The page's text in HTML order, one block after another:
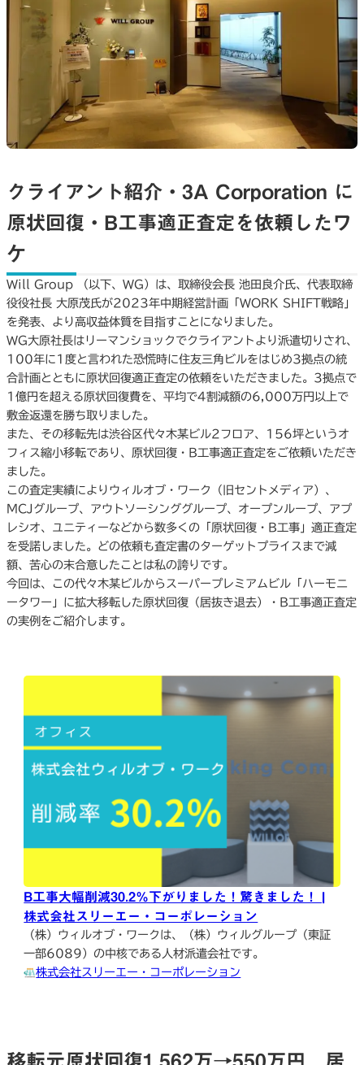
クライアント紹介・3A Corporation に
原状回復・B工事適正査定を依頼したワ
ケ
Will Group （以下、WG）は、取締役会長 池田良介氏、代表取締
役役社長 大原茂氏が2023年中期経営計画「WORK SHIFT戦略」
を発表、より高収益体質を目指すことになりました。
WG大原社長はリーマンショックでクライアントより派遣切りされ、
100年に1度と言われた恐慌時に住友三角ビルをはじめ3拠点の統
合計画とともに原状回復適正査定の依頼をいただきました。3拠点で
1億円を超える原状回復費を、平均で4割減額の6,000万円以上で
敷金返還を勝ち取りました。
また、その移転先は渋谷区代々木某ビル2フロア、156坪というオ
フィス縮小移転であり、原状回復・B工事適正査定をご依頼いただき
ました。
この査定実績によりウィルオブ・ワーク（旧セントメディア）、
MCJグループ、アウトソーシンググループ、オープンループ、アプ
レシオ、ユニティーなどから数多くの「原状回復・B工事」適正査定
を受諾しました。どの依頼も査定書のターゲットプライスまで減
額、苦心の末合意したことは私の誇りです。
今回は、この代々木某ビルからスーパープレミアムビル「ハーモニ
ータワー」に拡大移転した原状回復（居抜き退去）・B工事適正査定
の実例をご紹介します。
B工事大幅削減30.2％下がりました！驚きました！ |
株式会社スリーエー・コーポレーション
（株）ウィルオブ・ワークは、（株）ウィルグループ（東証
一部6089）の中核である人材派遣会社です。
株式会社スリーエー・コーポレーション
移転元原状回復1,562万→550万円 居